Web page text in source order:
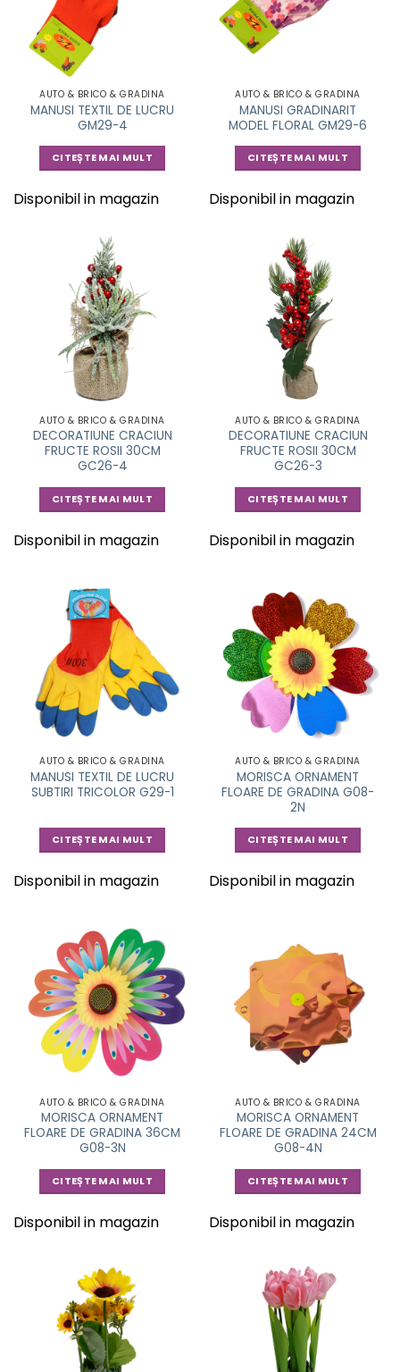
AUTO & BRICO & GRADINA
MANUSI TEXTIL DE LUCRU
GM29-4
CITEȘTE MAI MULT
Disponibil in magazin
AUTO & BRICO & GRADINA
MANUSI GRADINARIT
MODEL FLORAL GM29-6
CITEȘTE MAI MULT
Disponibil in magazin
AUTO & BRICO & GRADINA
DECORATIUNE CRACIUN
FRUCTE ROSII 30CM
GC26-4
CITEȘTE MAI MULT
Disponibil in magazin
AUTO & BRICO & GRADINA
DECORATIUNE CRACIUN
FRUCTE ROSII 30CM
GC26-3
CITEȘTE MAI MULT
Disponibil in magazin
AUTO & BRICO & GRADINA
MANUSI TEXTIL DE LUCRU
SUBTIRI TRICOLOR G29-1
CITEȘTE MAI MULT
Disponibil in magazin
AUTO & BRICO & GRADINA
MORISCA ORNAMENT
FLOARE DE GRADINA G08-
2N
CITEȘTE MAI MULT
Disponibil in magazin
AUTO & BRICO & GRADINA
MORISCA ORNAMENT
FLOARE DE GRADINA 36CM
G08-3N
CITEȘTE MAI MULT
Disponibil in magazin
AUTO & BRICO & GRADINA
MORISCA ORNAMENT
FLOARE DE GRADINA 24CM
G08-4N
CITEȘTE MAI MULT
Disponibil in magazin